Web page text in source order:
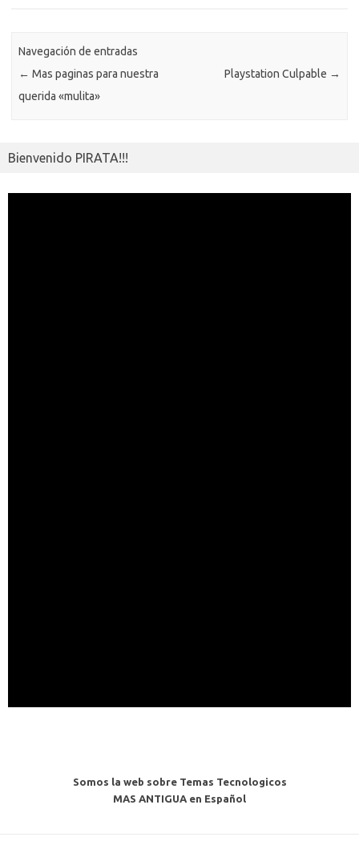
i
ti
r
Navegación de entradas
← Mas paginas para nuestra
querida «mulita»
Playstation Culpable →
Bienvenido PIRATA!!!
Somos la web sobre Temas Tecnologicos
MAS ANTIGUA en Español